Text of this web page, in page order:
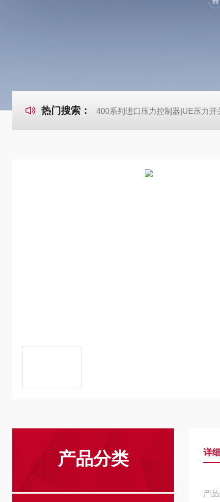
热门搜索： 400系列进口压力控制器|UE压力开
产品分类 详
产